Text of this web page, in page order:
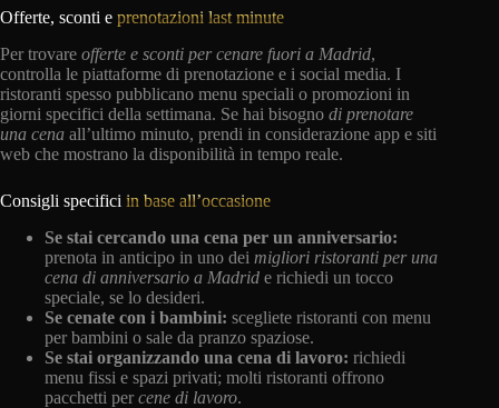
Offerte, sconti e prenotazioni last minute
Per trovare offerte e sconti per cenare fuori a Madrid,
controlla le piattaforme di prenotazione e i social media. I
ristoranti spesso pubblicano menu speciali o promozioni in
giorni specifici della settimana. Se hai bisogno di prenotare
una cena all’ultimo minuto, prendi in considerazione app e siti
web che mostrano la disponibilità in tempo reale.
Consigli specifici in base all’occasione
Se stai cercando una cena per un anniversario:
prenota in anticipo in uno dei migliori ristoranti per una
cena di anniversario a Madrid e richiedi un tocco
speciale, se lo desideri.
Se cenate con i bambini: scegliete ristoranti con menu
per bambini o sale da pranzo spaziose.
Se stai organizzando una cena di lavoro: richiedi
menu fissi e spazi privati; molti ristoranti offrono
pacchetti per cene di lavoro.